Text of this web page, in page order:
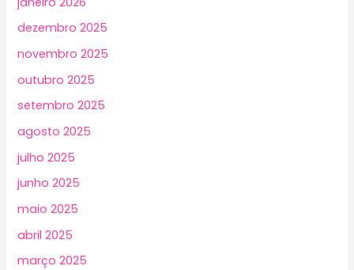
dezembro 2025
novembro 2025
outubro 2025
setembro 2025
agosto 2025
julho 2025
junho 2025
maio 2025
abril 2025
março 2025